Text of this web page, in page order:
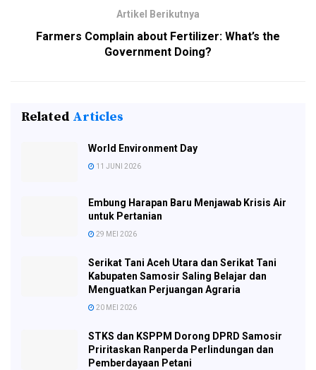
Artikel Berikutnya
Farmers Complain about Fertilizer: What’s the
Government Doing?
Related Articles
World Environment Day
11 JUNI 2026
Embung Harapan Baru Menjawab Krisis Air
untuk Pertanian
29 MEI 2026
Serikat Tani Aceh Utara dan Serikat Tani
Kabupaten Samosir Saling Belajar dan
Menguatkan Perjuangan Agraria
20 MEI 2026
STKS dan KSPPM Dorong DPRD Samosir
Priritaskan Ranperda Perlindungan dan
Pemberdayaan Petani